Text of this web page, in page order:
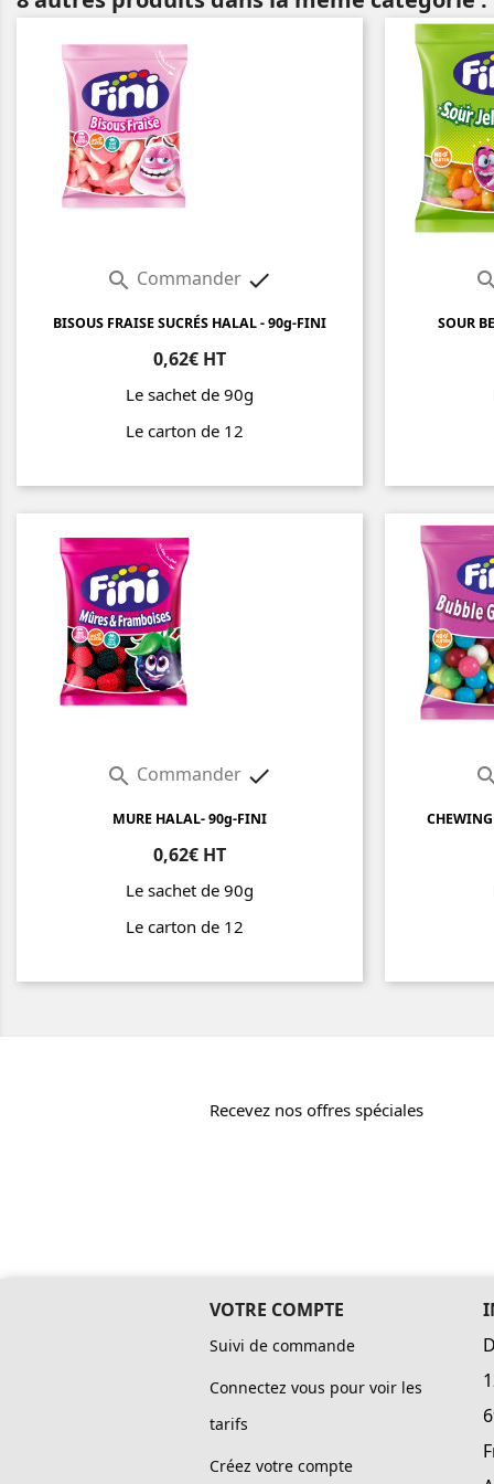
 Commander 
BISOUS FRAISE SUCRÉS HALAL - 90g-FINI
0,62€ HT
Le sachet de 90g
Le carton de 12
SOUR
 Commander 
MURE HALAL- 90g-FINI
0,62€ HT
Le sachet de 90g
Le carton de 12
Recevez nos offres spéciales
VOTRE COMPTE
Suivi de commande
Connectez vous pour voir les
tarifs
Créez votre compte